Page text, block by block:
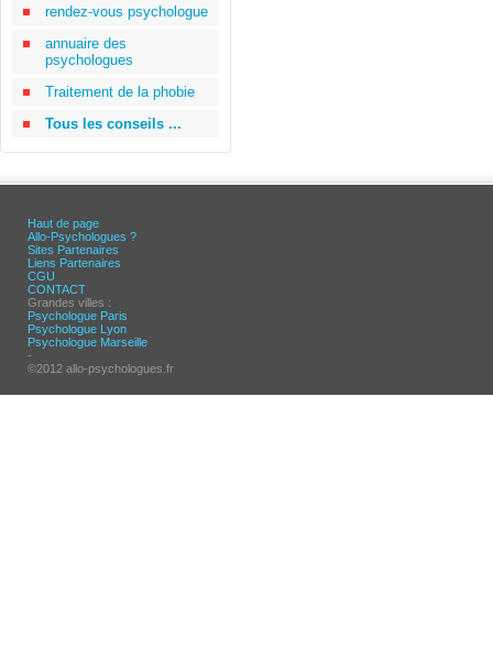
rendez-vous psychologue
annuaire des
psychologues
Traitement de la phobie
Tous les conseils ...
Haut de page
Allo-Psychologues ?
Sites Partenaires
Liens Partenaires
CGU
CONTACT
Grandes villes :
Psychologue Paris
Psychologue Lyon
Psychologue Marseille
-
©2012 allo-psychologues.fr